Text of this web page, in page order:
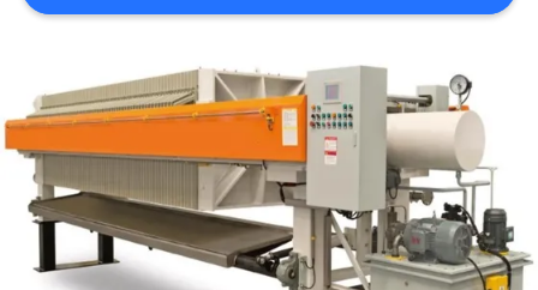
리
문
의
하